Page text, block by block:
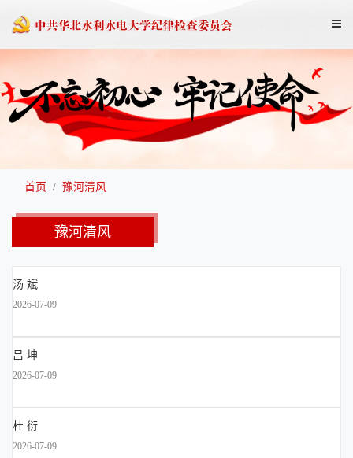
首页 豫河清风
豫河清风
汤 斌
2026-07-09
吕 坤
2026-07-09
杜 衍
2026-07-09